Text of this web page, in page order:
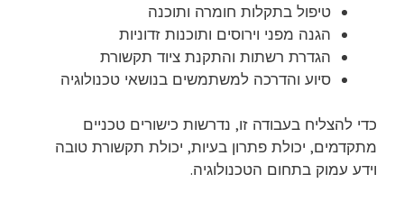
טיפול בתקלות חומרה ותוכנה
הגנה מפני וירוסים ותוכנות זדוניות
הגדרת רשתות והתקנת ציוד תקשורת
סיוע והדרכה למשתמשים בנושאי טכנולוגיה
כדי להצליח בעבודה זו, נדרשות כישורים טכניים
מתקדמים, יכולת פתרון בעיות, יכולת תקשורת טובה
וידע עמוק בתחום הטכנולוגיה.